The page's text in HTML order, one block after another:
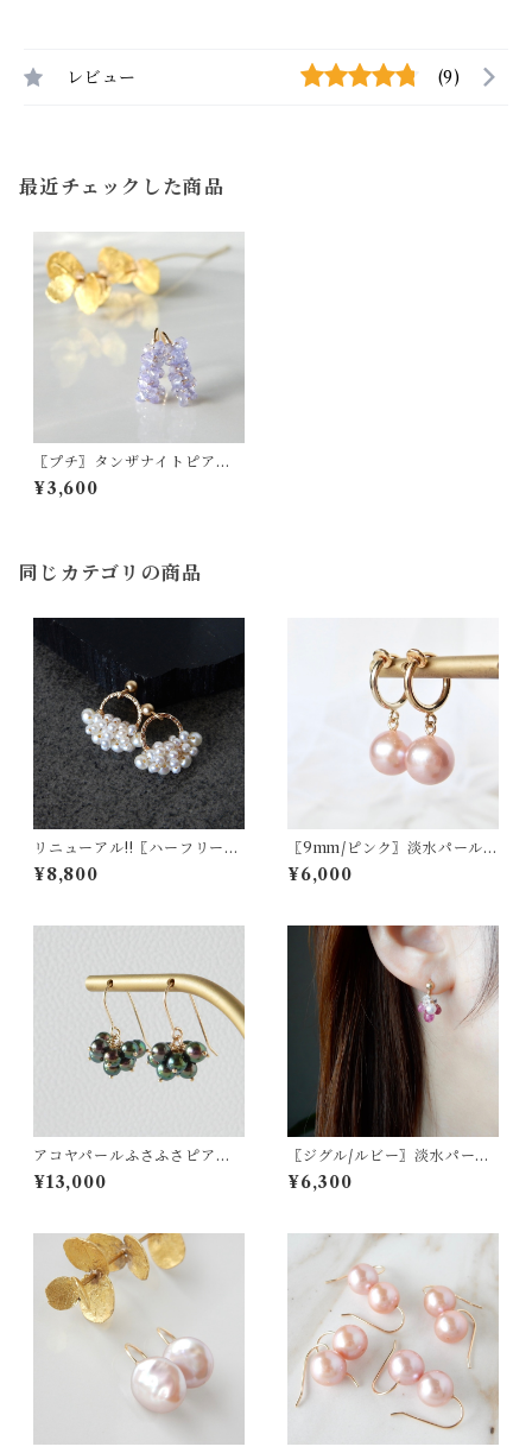
レビュー (9)
最近チェックした商品
〖プチ〗タンザナイトピアス/
イヤリング 14kgf 12月の誕生
石【1639】
¥3,600
同じカテゴリの商品
リニューアル!!〖ハーフリー
ス/Sサイズ〗淡水パールピア
ス/イヤリング14kgf【1942】
¥8,800
〖9mm/ピンク〗淡水パールピ
アス/イヤリング14kgf【190
1】
¥6,000
アコヤパールふさふさピアス/
イヤリング 14kgf（ブラッ
ク）【1299】
¥13,000
〖ジグル/ルビー〗淡水パール
ハーキマーダイヤモンドピア
ス/イヤリング 14kgf 7月の誕
¥6,300